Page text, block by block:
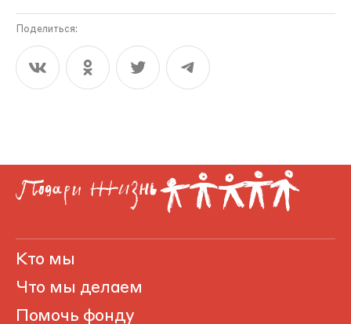
Поделиться:
Кто мы
Что мы делаем
Помочь фонду